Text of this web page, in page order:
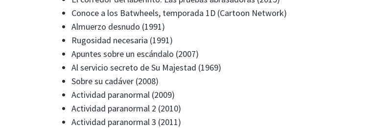
Conoce a los Batwheels, temporada 1D (Cartoon Network)
Almuerzo desnudo (1991)
Rugosidad necesaria (1991)
Apuntes sobre un escándalo (2007)
Al servicio secreto de Su Majestad (1969)
Sobre su cadáver (2008)
Actividad paranormal (2009)
Actividad paranormal 2 (2010)
Actividad paranormal 3 (2011)